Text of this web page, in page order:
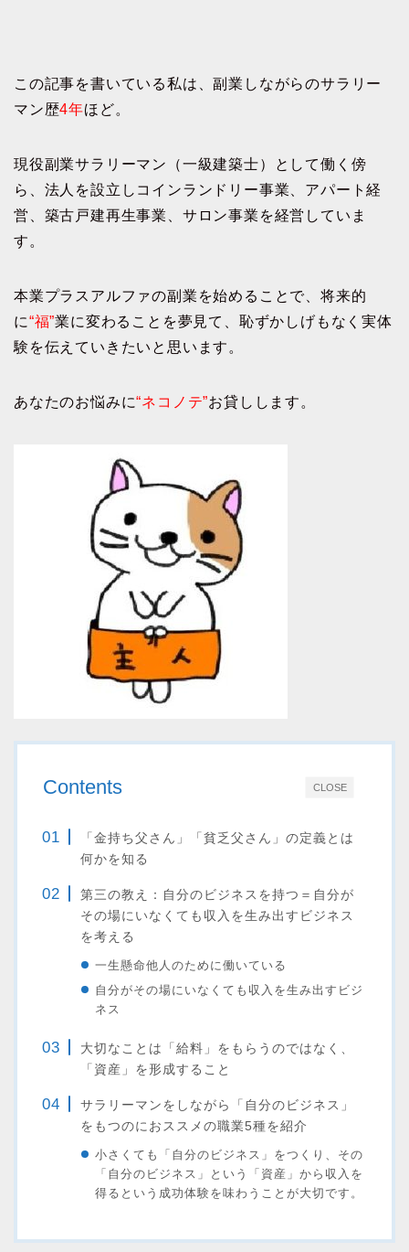
この記事を書いている私は、副業しながらのサラリー
マン歴4年ほど。
現役副業サラリーマン（一級建築士）として働く傍
ら、法人を設立しコインランドリー事業、アパート経
営、築古戸建再生事業、サロン事業を経営していま
す。
本業プラスアルファの副業を始めることで、将来的
に“福”業に変わることを夢見て、恥ずかしげもなく実体
験を伝えていきたいと思います。
あなたのお悩みに“ネコノテ”お貸しします。
CLOSE
Contents
「金持ち父さん」「貧乏父さん」の定義とは
何かを知る
第三の教え：自分のビジネスを持つ＝ 自分が
その場にいなくても収入を生み出すビジネス
を考える
一生懸命他人のために働いている
自分がその場にいなくても収入を生み出すビジ
ネス
大切なことは「給料」をもらうのではなく、
「資産」を形成すること
サラリーマンをしながら「自分のビジネス」
をもつのにおススメの職業5種を紹介
小さくても「自分のビジネス」をつくり、その
「自分のビジネス」という「資産」から収入を
得るという成功体験を味わうことが大切です。